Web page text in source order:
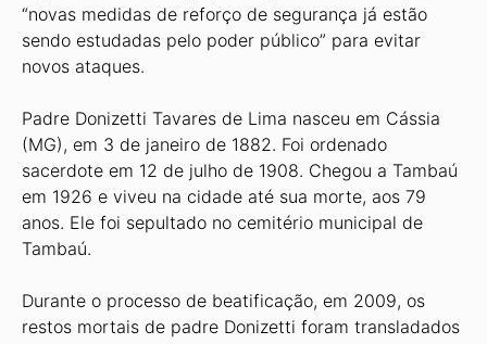
“novas medidas de reforço de segurança já estão
sendo estudadas pelo poder público” para evitar
novos ataques.
Padre Donizetti Tavares de Lima nasceu em Cássia
(MG), em 3 de janeiro de 1882. Foi ordenado
sacerdote em 12 de julho de 1908. Chegou a Tambaú
em 1926 e viveu na cidade até sua morte, aos 79
anos. Ele foi sepultado no cemitério municipal de
Tambaú.
Durante o processo de beatificação, em 2009, os
restos mortais de padre Donizetti foram transladados